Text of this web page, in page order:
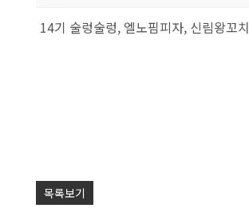
14기 술렁술렁, 엘노핌피자, 신림왕꼬치
목록보기